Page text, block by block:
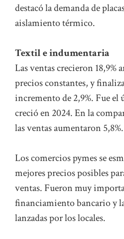
destacó la demanda de
aislamiento térmico.
Textil e indumentaria
Las ventas crecieron 18,9%
precios constantes, y
incremento de 2,9%. Fue el
creció en 2024. En la
las ventas aumentaron 5,8%.
Los comercios pymes se
mejores precios posibles
ventas. Fueron muy
financiamiento bancario y
lanzadas por los locales.